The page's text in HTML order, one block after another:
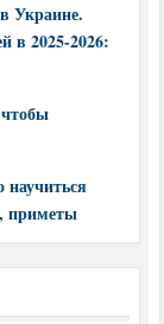
Украине.
в 2025-2026:
приметы